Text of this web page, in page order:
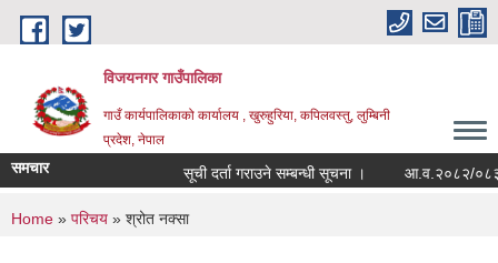
Skip to main content
विजयनगर गाउँपालिका
गाउँ कार्यपालिकाको कार्यालय , खुरुहुरिया, कपिलवस्तु, लुम्बिनी
प्रदेश, नेपाल
समचार सूची दर्ता गराउने सम्बन्धी सूचना । आ.व.२०८२/
You are here
Home » परिचय » श्रोत नक्सा